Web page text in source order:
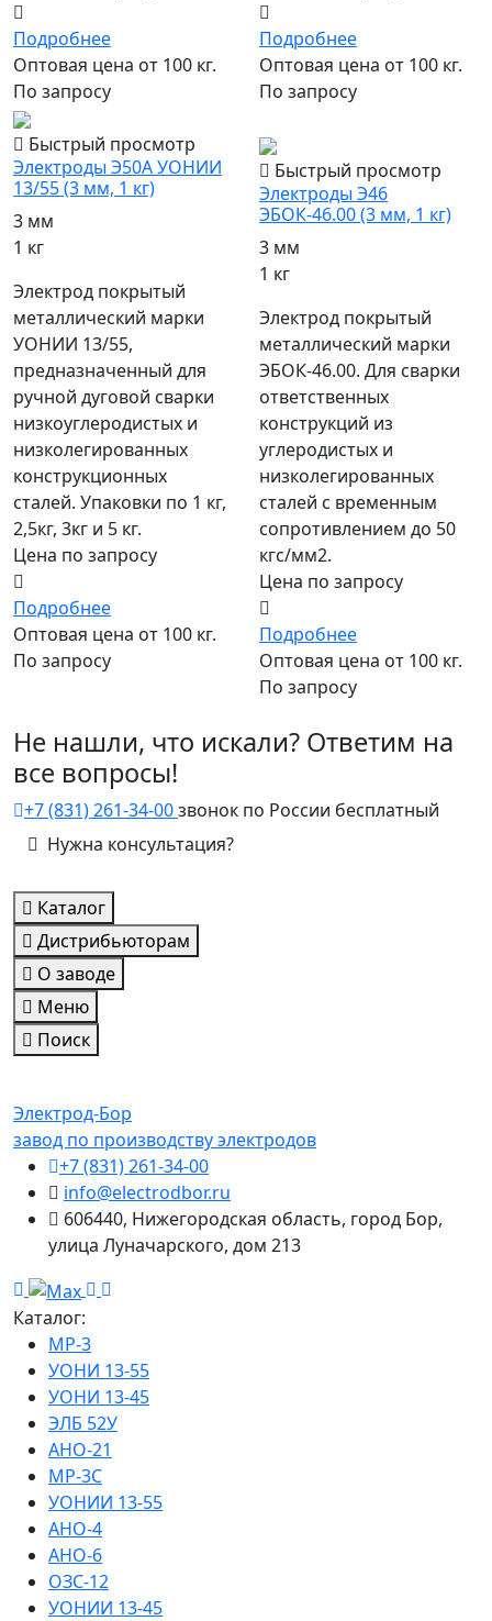
Подробнее
Оптовая цена от 100 кг.
По запросу
Подробнее
Оптовая цена от 100 кг.
По запросу
Быстрый просмотр
Электроды Э50А УОНИИ
13/55 (3 мм, 1 кг)
3 мм
1 кг
Электрод покрытый
металлический марки
УОНИИ 13/55,
предназначенный для
ручной дуговой сварки
низкоуглеродистых и
низколегированных
конструкционных
сталей. Упаковки по 1 кг,
2,5кг, 3кг и 5 кг.
Цена по запросу
Подробнее
Оптовая цена от 100 кг.
По запросу
Быстрый просмотр
Электроды Э46
ЭБОК-46.00 (3 мм, 1 кг)
3 мм
1 кг
Электрод покрытый
металлический марки
ЭБОК-46.00. Для сварки
ответственных
конструкций из
углеродистых и
низколегированных
сталей с временным
сопротивлением до 50
кгс/мм2.
Цена по запросу
Подробнее
Оптовая цена от 100 кг.
По запросу
Не нашли, что искали? Ответим на
все вопросы!
+7 (831) 261-34-00звонок по России бесплатный
Нужна консультация?
Каталог
Дистрибьюторам
О заводе
Меню
Поиск
Электрод-Бор
завод по производству электродов
+7 (831) 261-34-00
info@electrodbor.ru
606440, Нижегородская область, город Бор,
улица Луначарского, дом 213
Каталог:
МР-3
УОНИ 13-55
УОНИ 13-45
ЭЛБ 52У
АНО-21
МР-3С
УОНИИ 13-55
АНО-4
АНО-6
ОЗС-12
УОНИИ 13-45